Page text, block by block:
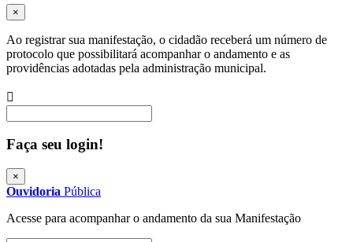
×
Ao registrar sua manifestação, o cidadão receberá um número de
protocolo que possibilitará acompanhar o andamento e as
providências adotadas pela administração municipal.
Faça seu login!
×
Ouvidoria Pública
Acesse para acompanhar o andamento da sua Manifestação